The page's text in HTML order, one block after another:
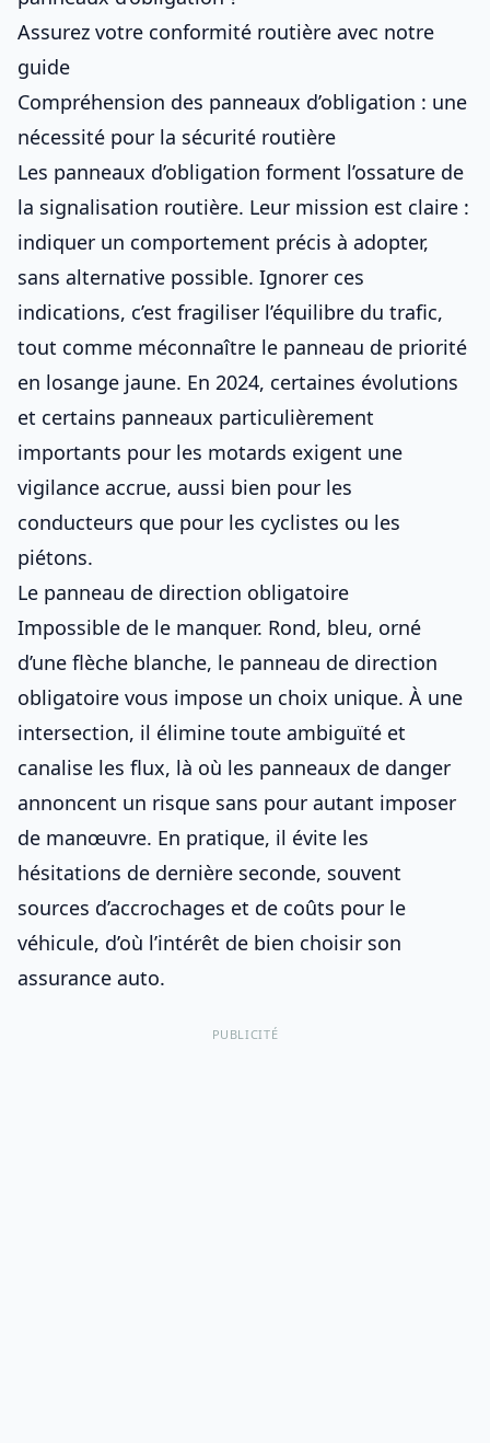
Assurez votre conformité routière avec notre
guide
Compréhension des panneaux d’obligation : une
nécessité pour la sécurité routière
Les panneaux d’obligation forment l’ossature de
la signalisation routière. Leur mission est claire :
indiquer un comportement précis à adopter,
sans alternative possible. Ignorer ces
indications, c’est fragiliser l’équilibre du trafic,
tout comme méconnaître le panneau de priorité
en losange jaune. En 2024, certaines évolutions
et certains panneaux particulièrement
importants pour les motards exigent une
vigilance accrue, aussi bien pour les
conducteurs que pour les cyclistes ou les
piétons.
Le panneau de direction obligatoire
Impossible de le manquer. Rond, bleu, orné
d’une flèche blanche, le panneau de direction
obligatoire vous impose un choix unique. À une
intersection, il élimine toute ambiguïté et
canalise les flux, là où les panneaux de danger
annoncent un risque sans pour autant imposer
de manœuvre. En pratique, il évite les
hésitations de dernière seconde, souvent
sources d’accrochages et de coûts pour le
véhicule, d’où l’intérêt de bien choisir son
assurance auto.
PUBLICITÉ